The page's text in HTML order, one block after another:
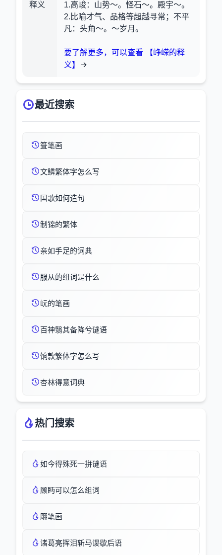
释义
1.高峻：山势～。怪石～。殿宇～。
2.比喻才气、品格等超越寻常；不平
凡：头角～。～岁月。
要了解更多，可以查看 【峥嵘的释
义】
最近搜索
箿笔画
文鳞繁体字怎么写
国歌如何造句
制锦的繁体
亲如手足的词典
服从的组词是什么
岏的笔画
百神翳其备降兮谜语
饷款繁体字怎么写
杏林得意词典
热门搜索
如今得殊死一拼谜语
顾眄可以怎么组词
翢笔画
诸葛亮挥泪斩马谡歇后语